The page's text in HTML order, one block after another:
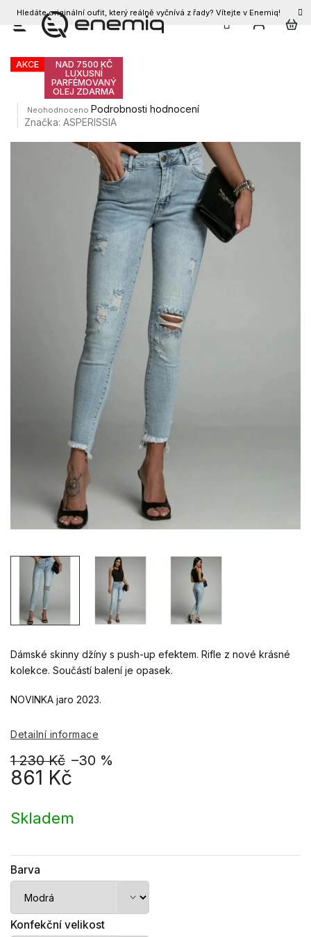
Přejít
Hledáte originální oufit, který reálně vyčnívá z řady? Vítejte v Enemiq!
CZK
Dámské džíny GOIA
AKCE
NAD 7500 KČ
LUXUSNÍ
PARFÉMOVANÝ
OLEJ ZDARMA
Průměrné
hodnocení
Neohodnoceno Podrobnosti hodnocení
Značka:ASPERISSIA
1 230 Kč –30 %
861 Kč
cena:
Skladem
Barva
Konfekční velikost
Dámské skinny džíny s push-up efektem. Rifle z nové krásné
kolekce. Součástí balení je opasek.
NOVINKA jaro 2023.
Detailní informace